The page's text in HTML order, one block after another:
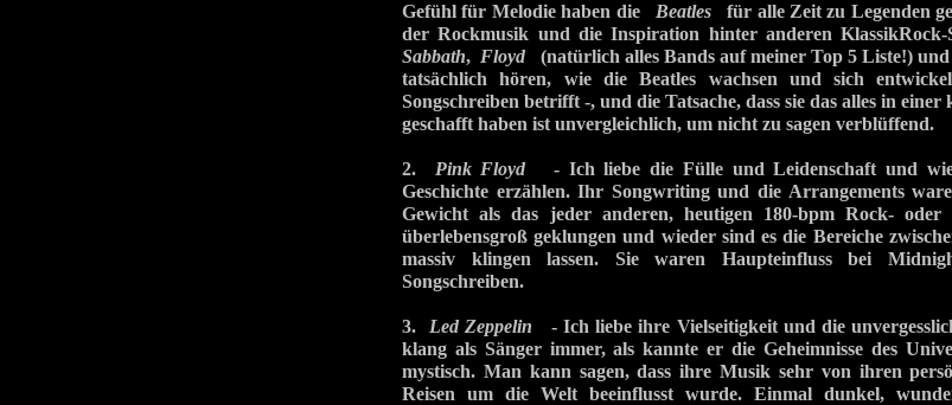
Gefühl für Melodie haben die Beatlesfür alle Zeit zu Legenden
der Rockmusik und die Inspiration hinter anderen KlassikRock-
Sabbath, Floyd (natürlich alles Bands auf meiner Top 5 Liste!) und
tatsächlich hören, wie die Beatles wachsen und sich
Songschreiben betrifft -, und die Tatsache, dass sie das alles in
geschafft haben ist unvergleichlich, um nicht zu sagen verblüffend.
2. Pink Floyd - Ich liebe die Fülle und Leidenschaft und wie
Geschichte erzählen. Ihr Songwriting und die Arrangements
Gewicht als das jeder anderen, heutigen 180-bpm Rock-
überlebensgroß geklungen und wieder sind es die Bereiche
massiv klingen lassen. Sie waren Haupteinfluss bei
Songschreiben.
3. Led Zeppelin - Ich liebe ihre Vielseitigkeit und die
klang als Sänger immer, als kannte er die Geheimnisse des
mystisch. Man kann sagen, dass ihre Musik sehr von ihren
Reisen um die Welt beeinflusst wurde. Einmal dunkel,